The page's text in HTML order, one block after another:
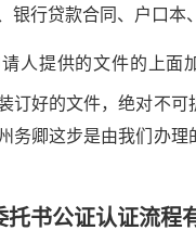
银行贷款合同、户口本
人提供的文件的上面
订好的文件，绝对不可
务卿这步是由我们办理
书公证认证流程